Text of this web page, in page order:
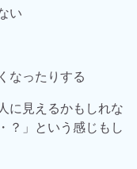
い
なったりする
に見えるかもしれな
？」という感じもし